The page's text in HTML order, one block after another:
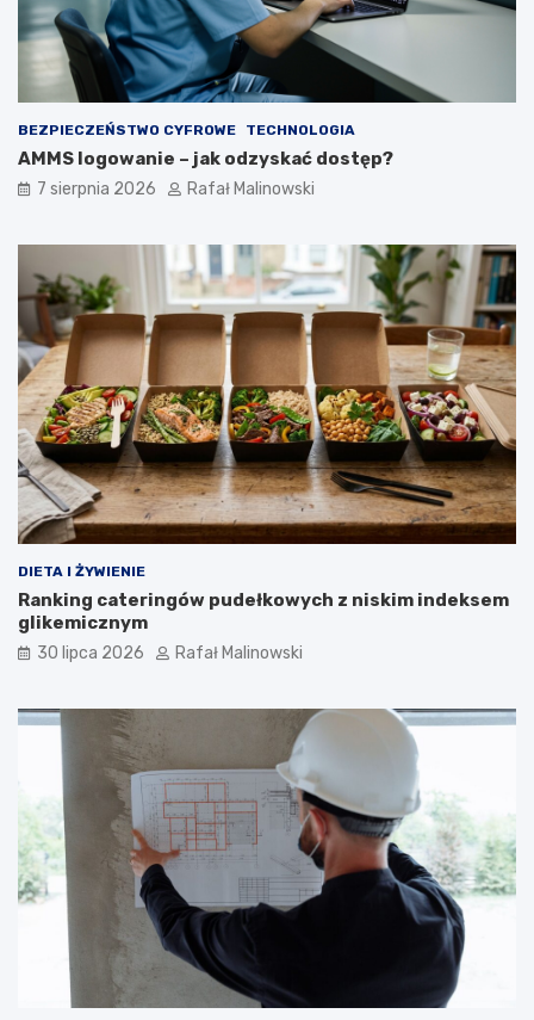
BEZPIECZEŃSTWO CYFROWE TECHNOLOGIA
AMMS logowanie – jak odzyskać dostęp?
7 sierpnia 2026 Rafał Malinowski
DIETA I ŻYWIENIE
Ranking cateringów pudełkowych z niskim indeksem
glikemicznym
30 lipca 2026 Rafał Malinowski